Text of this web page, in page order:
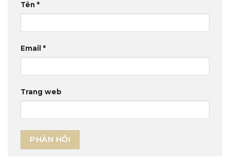
Tên *
Email *
Trang web